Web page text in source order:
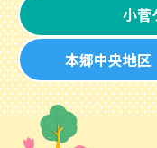
小菅
本郷中央地区